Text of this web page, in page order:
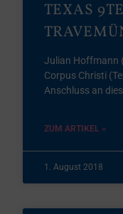
TEXAS
Julian Hoffmann
Corpus Christi
Anschluss an
ZUM ARTIKEL »
1. August 2018